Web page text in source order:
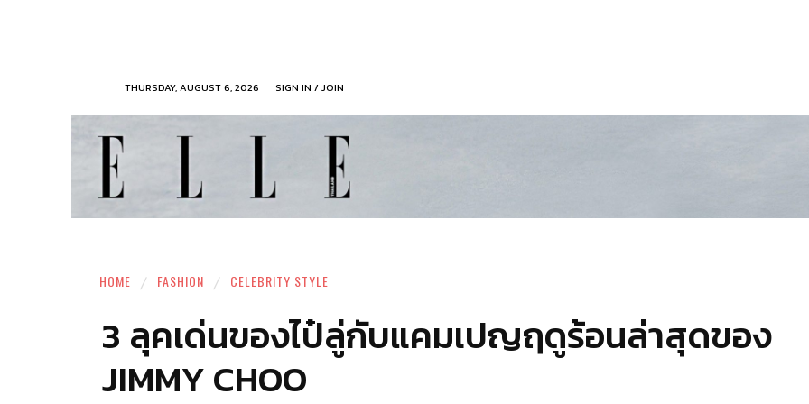
THURSDAY, AUGUST 6, 2026 SIGN IN / JOIN
HOME FASHION CELEBRITY STYLE
3 ลุคเด่นของไป๋ลู่กับแคมเปญฤดูร้อนล่าสุดของ
JIMMY CHOO